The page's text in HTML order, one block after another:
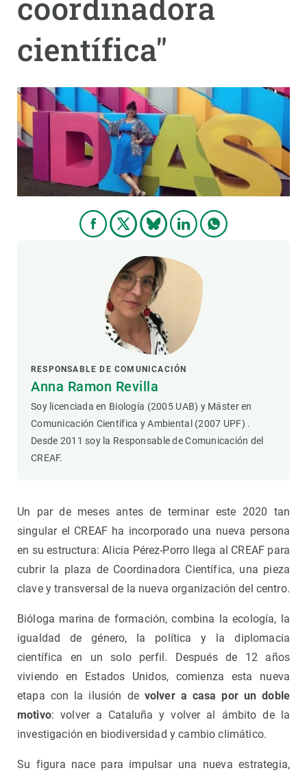
científica"
RESPONSABLE DE COMUNICACIÓN
Anna Ramon Revilla
Soy licenciada en Biología (2005 UAB) y Máster en
Comunicación Científica y Ambiental (2007 UPF) .
Desde 2011 soy la Responsable de Comunicación del
CREAF.
Un par de meses antes de terminar este 2020 tan
singular el CREAF ha incorporado una nueva persona
en su estructura: Alicia Pérez-Porro llega al CREAF para
cubrir la plaza de Coordinadora Científica, una pieza
clave y transversal de la nueva organización del centro.
Bióloga marina de formación, combina la ecología, la
igualdad de género, la política y la diplomacia
científica en un solo perfil. Después de 12 años
viviendo en Estados Unidos, comienza esta nueva
etapa con la ilusión devolver a casa por un doble
motivo: volver a Cataluña y volver al ámbito de la
investigación en biodiversidad y cambio climático.
Su figura nace para impulsar una nueva estrategia,